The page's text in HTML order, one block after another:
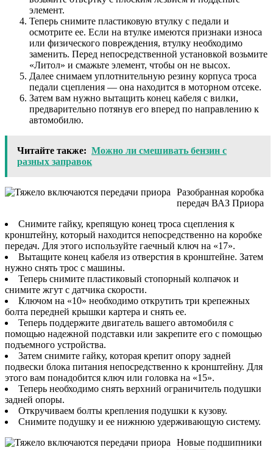
элемент.
Теперь снимите пластиковую втулку с педали и
осмотрите ее. Если на втулке имеются признаки износа
или физического повреждения, втулку необходимо
заменить. Перед непосредственной установкой возьмите
«Литол» и смажьте элемент, чтобы он не высох.
Далее снимаем уплотнительную резину корпуса троса
педали сцепления — она ​​находится в моторном отсеке.
Затем вам нужно вытащить конец кабеля с вилки,
предварительно потянув его вперед по направлению к
автомобилю.
Читайте также: Можно ли смешивать бензин с
разных заправок
Разобранная коробка
передач ВАЗ Приора
Снимите гайку, крепящую конец троса сцепления к
кронштейну, который находится непосредственно на коробке
передач. Для этого используйте гаечный ключ на «17».
Вытащите конец кабеля из отверстия в кронштейне. Затем
нужно снять трос с машины.
Теперь снимите пластиковый стопорный колпачок и
снимите жгут с датчика скорости.
Ключом на «10» необходимо открутить три крепежных
болта передней крышки картера и снять ее.
Теперь поддержите двигатель вашего автомобиля с
помощью надежной подставки или закрепите его с помощью
подъемного устройства.
Затем снимите гайку, которая крепит опору задней
подвески блока питания непосредственно к кронштейну. Для
этого вам понадобится ключ или головка на «15».
Теперь необходимо снять верхний ограничитель подушки
задней опоры.
Откручиваем болты крепления подушки к кузову.
Снимите подушку и ее нижнюю удерживающую систему.
Новые подшипники